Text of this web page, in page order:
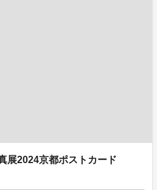
展2024京都ポストカード